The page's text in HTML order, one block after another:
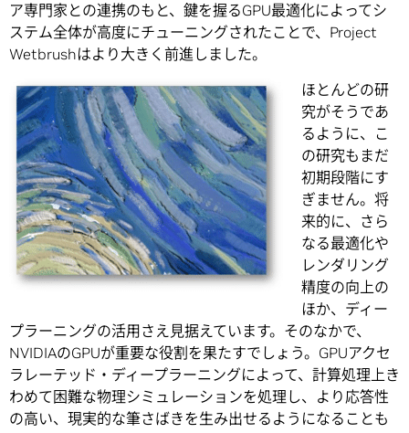
ア専門家との連携のもと、鍵を握るGPU最適化によってシ
ステム全体が高度にチューニングされたことで、Project
Wetbrushはより大きく前進しました。
ほとんどの研
究がそうであ
るように、こ
の研究もまだ
初期段階にす
ぎません。将
来的に、さら
なる最適化や
レンダリング
精度の向上の
ほか、ディー
プラーニングの活用さえ見据えています。そのなかで、
NVIDIAのGPUが重要な役割を果たすでしょう。GPUアクセ
ラレーテッド・ディープラーニングによって、計算処理上き
わめて困難な物理シミュレーションを処理し、より応答性
の高い、現実的な筆さばきを生み出せるようになることも